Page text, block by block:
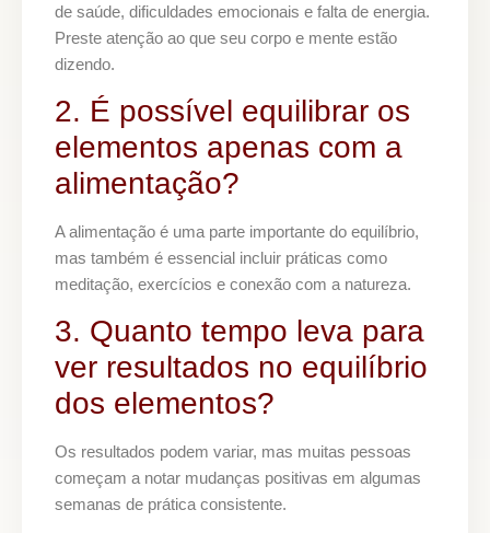
de saúde, dificuldades emocionais e falta de energia.
Preste atenção ao que seu corpo e mente estão
dizendo.
2. É possível equilibrar os
elementos apenas com a
alimentação?
A alimentação é uma parte importante do equilíbrio,
mas também é essencial incluir práticas como
meditação, exercícios e conexão com a natureza.
3. Quanto tempo leva para
ver resultados no equilíbrio
dos elementos?
Os resultados podem variar, mas muitas pessoas
começam a notar mudanças positivas em algumas
semanas de prática consistente.